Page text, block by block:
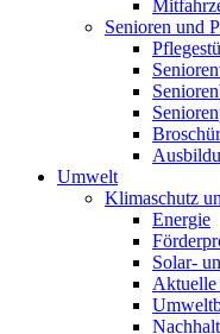
Senioren und
Umwelt
Klimaschutz
Energie
Solar-
Aktuelle